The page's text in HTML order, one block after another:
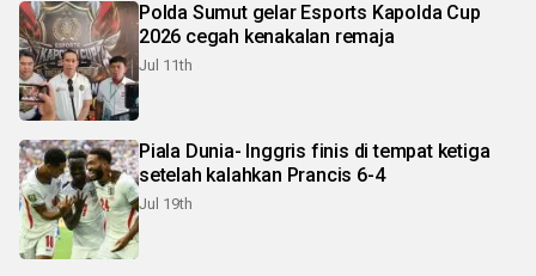
Polda Sumut gelar Esports Kapolda Cup
2026 cegah kenakalan remaja
Jul 11th
Piala Dunia- Inggris finis di tempat ketiga
setelah kalahkan Prancis 6-4
Jul 19th